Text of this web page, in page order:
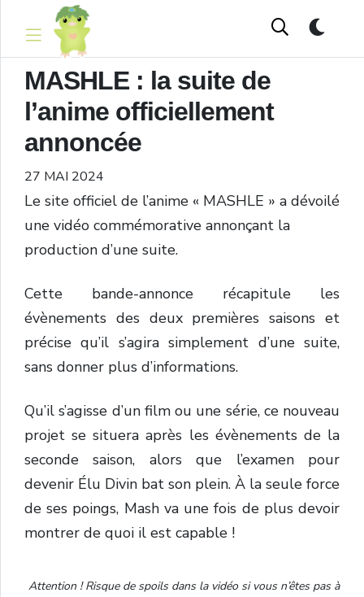
MASHLE : la suite de
l’anime officiellement
annoncée
27 MAI 2024
Le site officiel de l’anime « MASHLE » a dévoilé
une vidéo commémorative annonçant la
production d’une suite.
Cette bande-annonce récapitule les
évènements des deux premières saisons et
précise qu’il s’agira simplement d’une suite,
sans donner plus d’informations.
Qu’il s’agisse d’un film ou une série, ce nouveau
projet se situera après les évènements de la
seconde saison, alors que l’examen pour
devenir Élu Divin bat son plein. À la seule force
de ses poings, Mash va une fois de plus devoir
montrer de quoi il est capable !
Attention ! Risque de spoils dans la vidéo si vous n’êtes pas à